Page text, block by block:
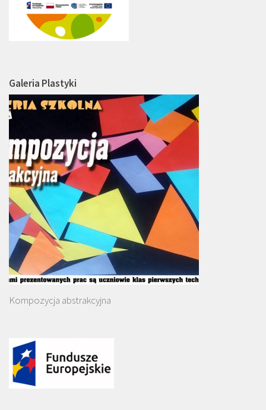
Galeria Plastyki
Kompozycja abstrakcyjna